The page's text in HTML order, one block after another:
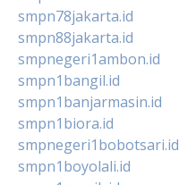
smpn78jakarta.id
smpn88jakarta.id
smpnegeri1ambon.id
smpn1bangil.id
smpn1banjarmasin.id
smpn1biora.id
smpnegeri1bobotsari.id
smpn1boyolali.id